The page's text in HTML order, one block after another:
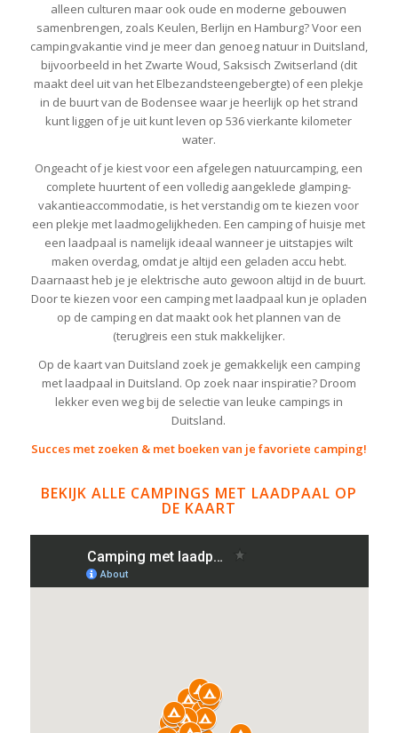
alleen culturen maar ook oude en moderne gebouwen
samenbrengen, zoals Keulen, Berlijn en Hamburg? Voor een
campingvakantie vind je meer dan genoeg natuur in Duitsland,
bijvoorbeeld in het Zwarte Woud, Saksisch Zwitserland (dit
maakt deel uit van het Elbezandsteengebergte) of een plekje
in de buurt van de Bodensee waar je heerlijk op het strand
kunt liggen of je uit kunt leven op 536 vierkante kilometer
water.
Ongeacht of je kiest voor een afgelegen natuurcamping, een
complete huurtent of een volledig aangeklede glamping-
vakantieaccommodatie, is het verstandig om te kiezen voor
een plekje met laadmogelijkheden. Een camping of huisje met
een laadpaal is namelijk ideaal wanneer je uitstapjes wilt
maken overdag, omdat je altijd een geladen accu hebt.
Daarnaast heb je je elektrische auto gewoon altijd in de buurt.
Door te kiezen voor een camping met laadpaal kun je opladen
op de camping en dat maakt ook het plannen van de
(terug)reis een stuk makkelijker.
Op de kaart van Duitsland zoek je gemakkelijk een camping
met laadpaal in Duitsland. Op zoek naar inspiratie? Droom
lekker even weg bij de selectie van leuke campings in
Duitsland.
Succes met zoeken & met boeken van je favoriete camping!
BEKIJK ALLE CAMPINGS MET LAADPAAL OP
DE KAART